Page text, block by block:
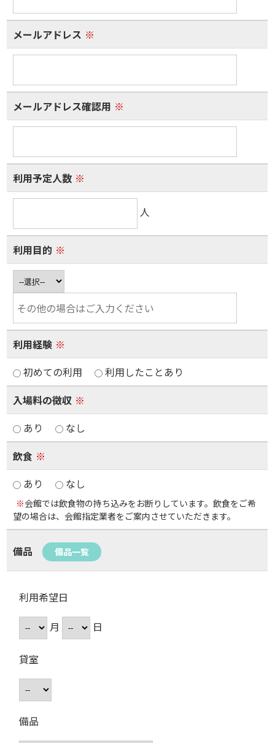
メールアドレス ※
メールアドレス確認用 ※
利用予定人数 ※
人
利用目的 ※
利用経験 ※
初めての利用
利用したことあり
入場料の徴収 ※
あり
なし
飲食 ※
あり
なし
※会館では飲食物の持ち込みをお断りしています。飲食をご希
望の場合は、会館指定業者をご案内させていただきます。
備品 備品一覧
利用希望日
月
日
貸室
備品